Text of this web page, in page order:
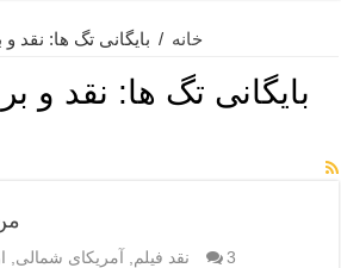
خانه / بایگانی تگ ها: نقد
بایگانی تگ ها: نقد و
نقد فیلم آمریکای شمالی 3